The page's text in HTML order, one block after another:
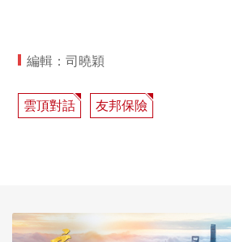
編輯：司曉穎
雲頂對話 友邦保險